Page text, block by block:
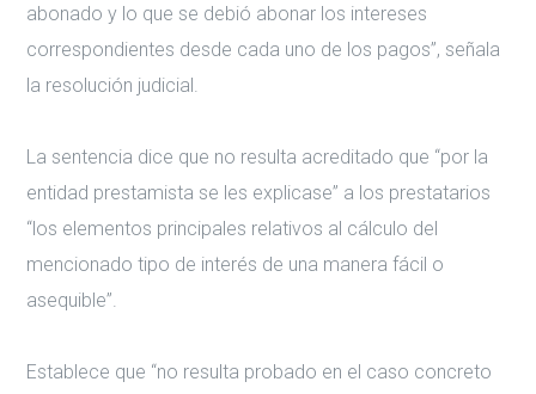
abonado y lo que se debió abonar los intereses
correspondientes desde cada uno de los pagos”, señala
la resolución judicial.
La sentencia dice que no resulta acreditado que “por la
entidad prestamista se les explicase” a los prestatarios
“los elementos principales relativos al cálculo del
mencionado tipo de interés de una manera fácil o
asequible”.
Establece que “no resulta probado en el caso concreto